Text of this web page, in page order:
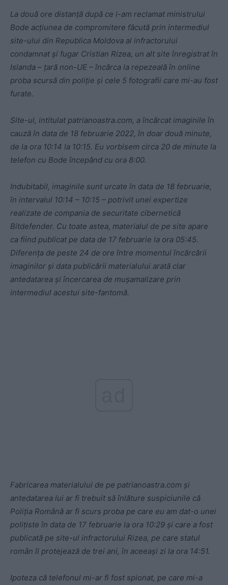
La două ore distanță după ce i-am reclamat ministrului
Bode acțiunea de compromitere făcută prin intermediul
site-ului din Republica Moldova al infractorului
condamnat și fugar Cristian Rizea, un alt site înregistrat în
Islanda – țară non-UE – încărca la repezeală în online
proba scursă din poliție și cele 5 fotografii care mi-au fost
furate.
Site-ul, intitulat patrianoastra.com, a încărcat imaginile în
cauză în data de 18 februarie 2022, în doar două minute,
de la ora 10:14 la 10:15. Eu vorbisem circa 20 de minute la
telefon cu Bode începând cu ora 8:00.
Indubitabil, imaginile sunt urcate în data de 18 februarie,
în intervalul 10:14 – 10:15 – potrivit unei expertize
realizate de compania de securitate cibernetică
Bitdefender. Cu toate astea, materialul de pe site apare
ca fiind publicat pe data de 17 februarie la ora 05:45.
Diferența de peste 24 de ore între momentul încărcării
imaginilor și data publicării materialului arată clar
antedatarea și încercarea de mușamalizare prin
intermediul acestui site-fantomă.
Fabricarea materialului de pe patrianoastra.com și
antedatarea lui ar fi trebuit să înlăture suspiciunile că
Poliția Română ar fi scurs proba pe care eu am dat-o unei
polițiste în data de 17 februarie la ora 10:29 și care a fost
publicată pe site-ul infractorului Rizea, pe care statul
român îl protejează de trei ani, în aceeași zi la ora 14:51.
Ipoteza că telefonul mi-ar fi fost spionat, pe care mi-a